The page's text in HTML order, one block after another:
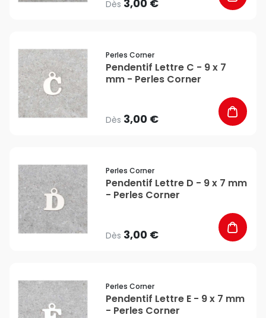
Dès 3,00 €
Perles Corner
Pendentif Lettre C - 9 x 7
mm - Perles Corner
Dès 3,00 €
Perles Corner
Pendentif Lettre D - 9 x 7 mm
- Perles Corner
Dès 3,00 €
Perles Corner
Pendentif Lettre E - 9 x 7 mm
- Perles Corner